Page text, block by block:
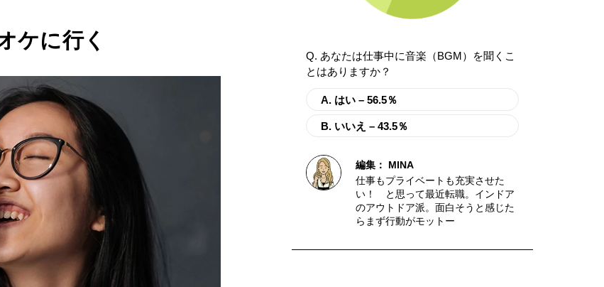
ケに行く
Q. あなたは仕事中に音楽（BGM）を聞くこ
とはありますか？
A. はい – 56.5％
B. いいえ – 43.5％
編集： MINA
仕事もプライベートも充実させた
い！ と思って最近転職。インドア
のアウトドア派。面白そうと感じた
らまず行動がモットー